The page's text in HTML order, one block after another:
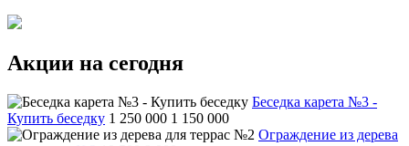
Акции на сегодня
Беседка карета №3 -
Купить беседку 1 250 000 1 150 000
Ограждение из дерева